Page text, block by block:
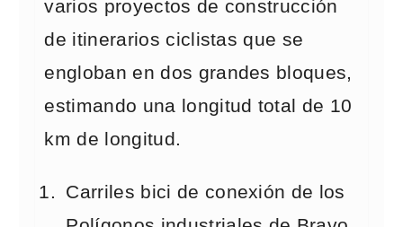
varios proyectos de construcción
de itinerarios ciclistas que se
engloban en dos grandes bloques,
estimando una longitud total de 10
km de longitud.
Carriles bici de conexión de los